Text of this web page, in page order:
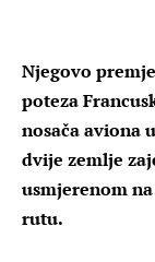
Njegovo
poteza
nosača aviona
dvije zemlje
usmjerenom
rutu.